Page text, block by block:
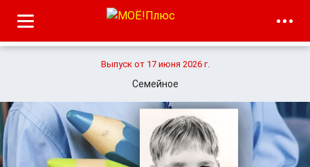
Выпуск от 17 июня 2026 г.
Семейное